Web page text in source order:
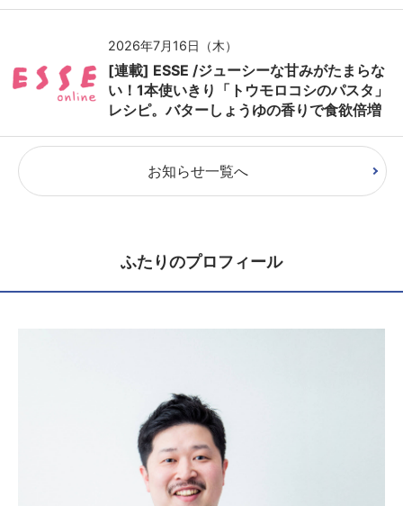
2026年7月16日（木）
[連載] ESSE /ジューシーな甘みがたまらな
い！1本使いきり「トウモロコシのパスタ」
レシピ。バターしょうゆの香りで食欲倍増
お知らせ一覧へ
ふたりのプロフィール